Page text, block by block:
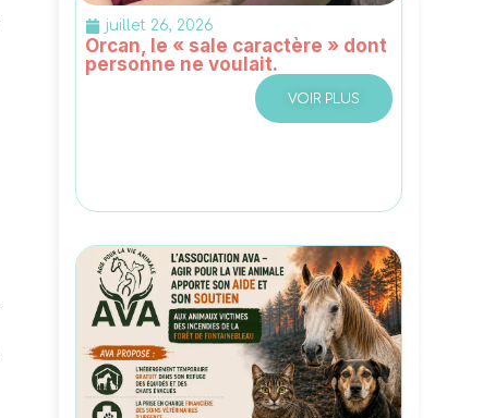
juillet 26, 2026
Orcan, le « sale caractère » dont
personne ne voulait.
VOIR PLUS